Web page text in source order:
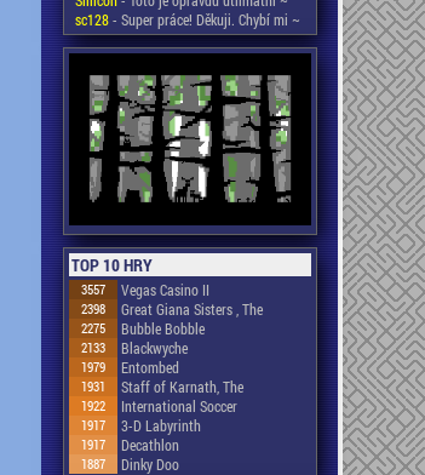
sc128- Super práce! Děkuji. Chybí mi ~
TOP 10 HRY
3557 Vegas Casino II
2398 Great Giana Sisters , The
2275 Bubble Bobble
2133 Blackwyche
1979 Entombed
1931 Staff of Karnath, The
1922 International Soccer
1917 3-D Labyrinth
1917 Decathlon
1887 Dinky Doo